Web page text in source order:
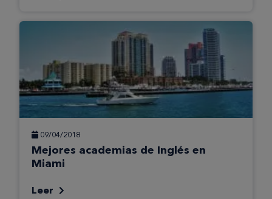
09/04/2018
Mejores academias de Inglés en
Miami
Leer